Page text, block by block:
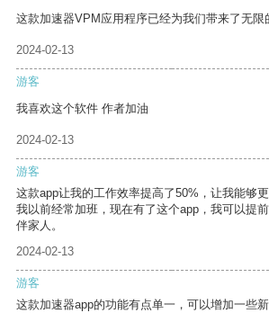
这款加速器VPM应用程序已经为我们带来了无限
2024-02-13
游客
我喜欢这个软件 作者加油
2024-02-13
游客
这款app让我的工作效率提高了50%，让我能够
我以前经常加班，现在有了这个app，我可以提
伴家人。
2024-02-13
游客
这款加速器app的功能有点单一，可以增加一些